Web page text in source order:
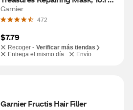
OZ
Garnier
472
$7.79
Recoger - Verificar más tiendas
Entrega el mismo día
Envío
Garnier Fructis Hair Filler